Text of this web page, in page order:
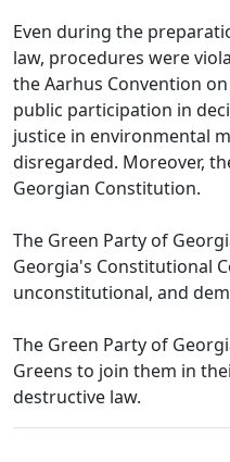
Even during the
law, procedures were
the Aarhus Convention
public participation in
justice in environmental
disregarded. Moreover,
Georgian Constitution.
The Green Party of
Georgia's Constitutional
unconstitutional, and
The Green Party of
Greens to join them in
destructive law.